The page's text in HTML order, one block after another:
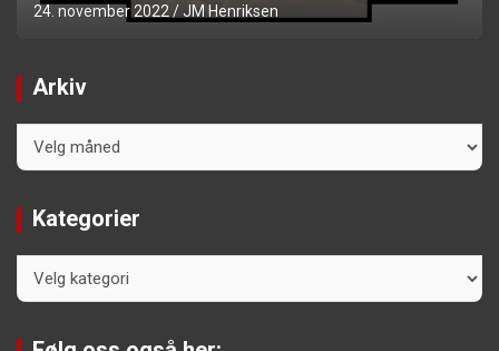
24. november 2022 JM Henriksen
Arkiv
Kategorier